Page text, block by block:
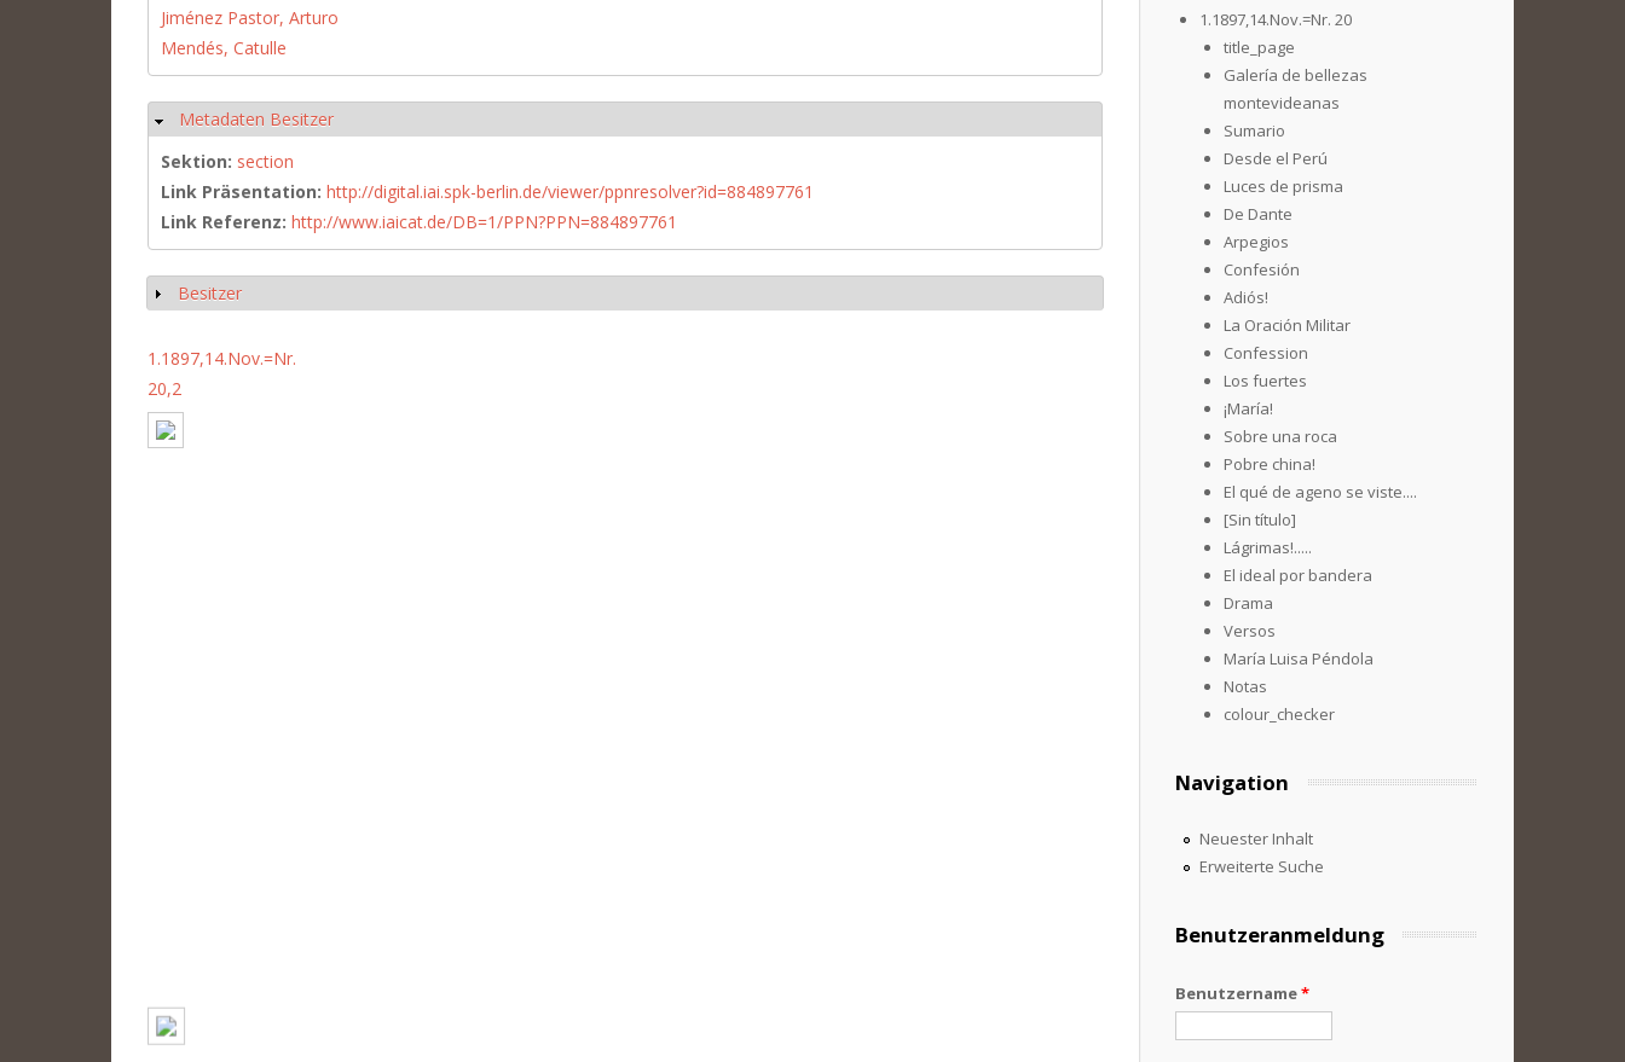
Jiménez Pastor, Arturo
Mendés, Catulle
Ausblenden
Metadaten Besitzer
Sektion: section
Link Präsentation: http://digital.iai.spk-berlin.de/viewer/ppnresolver?id=884897761
Link Referenz: http://www.iaicat.de/DB=1/PPN?PPN=884897761
Anzeigen
Besitzer
1.1897,14.Nov.=Nr.
20,2
1.1897,14.Nov.=Nr. 20
title_page
Galería de bellezas
montevideanas
Sumario
Desde el Perú
Luces de prisma
De Dante
Arpegios
Confesión
Adiós!
La Oración Militar
Confession
Los fuertes
¡María!
Sobre una roca
Pobre china!
El qué de ageno se viste....
[Sin título]
Lágrimas!.....
El ideal por bandera
Drama
Versos
María Luisa Péndola
Notas
colour_checker
Navigation
Neuester Inhalt
Erweiterte Suche
Benutzeranmeldung
Benutzername*